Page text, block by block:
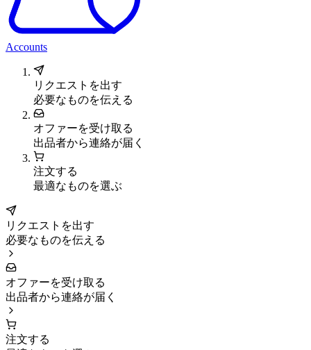
Accounts
リクエストを出す
必要なものを伝える
オファーを受け取る
出品者から連絡が届く
注文する
最適なものを選ぶ
リクエストを出す
必要なものを伝える
オファーを受け取る
出品者から連絡が届く
注文する